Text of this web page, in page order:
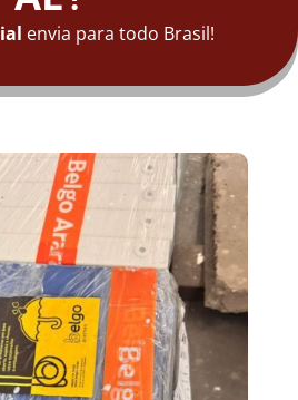
envia para todo Brasil!